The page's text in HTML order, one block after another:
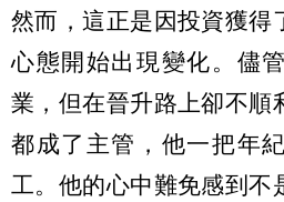
然而，這正是因投資獲得
心態開始出現變化。儘
業，但在晉升路上卻不順
都成了主管，他一把年
工。他的心中難免感到不